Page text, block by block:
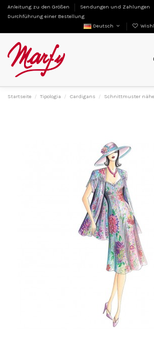
Anleitung zu den Größen
Sendungen und Zahlungen
Durchführung einer Bestellung
Deutsch
Startseite Tipologia Cardigans Schnittmuster